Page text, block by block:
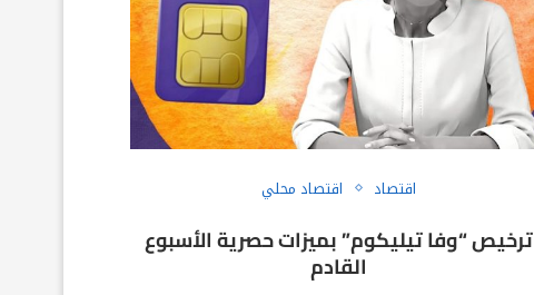
اقتصاد اقتصاد محلي
ترخيص “وفا تيليكوم” بميزات حصرية الأسبوع
القادم